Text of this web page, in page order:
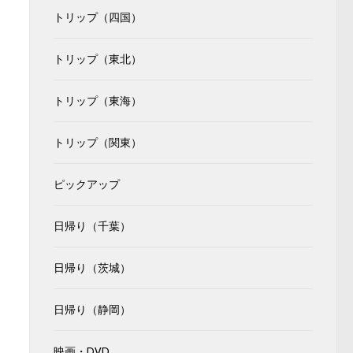
トリップ（四国）
トリップ（東北）
トリップ（東海）
トリップ（関東）
ピックアップ
日帰り（千葉）
日帰り（茨城）
日帰り（静岡）